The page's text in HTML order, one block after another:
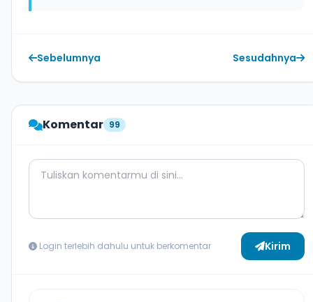
Sebelumnya Sesudahnya
Komentar 99
Comment Message
Login terlebih dahulu untuk berkomentar Kirim